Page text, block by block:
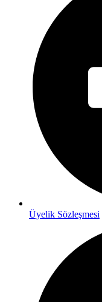
Üyelik Sözleşmesi